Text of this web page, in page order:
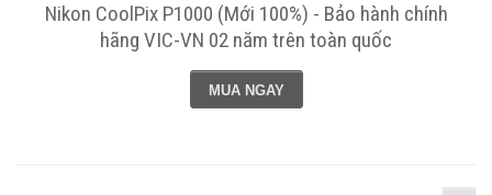
Nikon CoolPix P1000 (Mới 100%) - Bảo hành chính
hãng VIC-VN 02 năm trên toàn quốc
MUA NGAY